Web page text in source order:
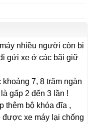
nhiều người còn bị
gửi xe ở các bãi giữ
7, 8 trăm ngàn
gấp 2 đến 3 lần !
thêm bộ khóa đĩa ,
được xe máy lại chống